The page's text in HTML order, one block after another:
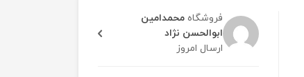
فروشگاه محمدامین
ابوالحسن نژاد
ارسال امروز